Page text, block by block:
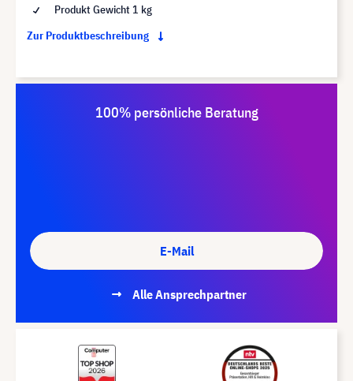
Produkt Gewicht 1 kg
Zur Produktbeschreibung
100% persönliche Beratung
E-Mail
Alle Ansprechpartner